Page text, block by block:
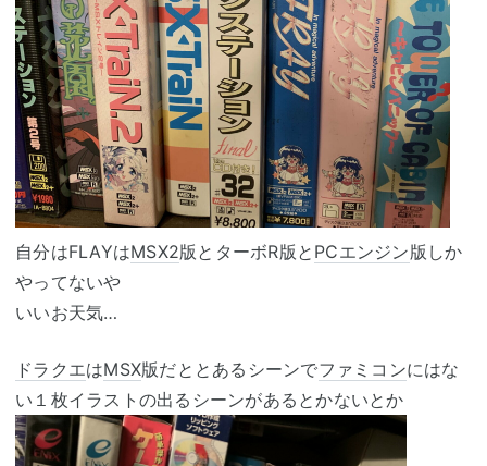
自分はFLAYはMSX2版とターボR版と PCエンジン版しか
やってないや
いいお天気…
ドラクエはMSX版だととあるシーンでファミコンにはな
い１枚イラストの出るシーンがあるとかないとか